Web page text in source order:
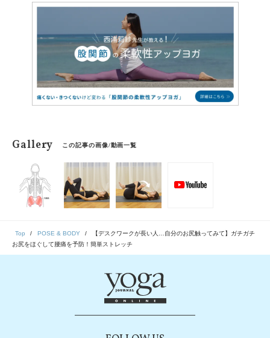
Gallery この記事の画像/動画一覧
Top POSE & BODY
【デスクワークが長い人…自分のお尻触ってみて】ガチガチ
お尻をほぐして腰痛を予防！簡単ストレッチ